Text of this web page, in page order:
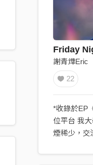
Friday
謝青燁Eric
22
*收錄於EP
位平台 我
煙稀少，交